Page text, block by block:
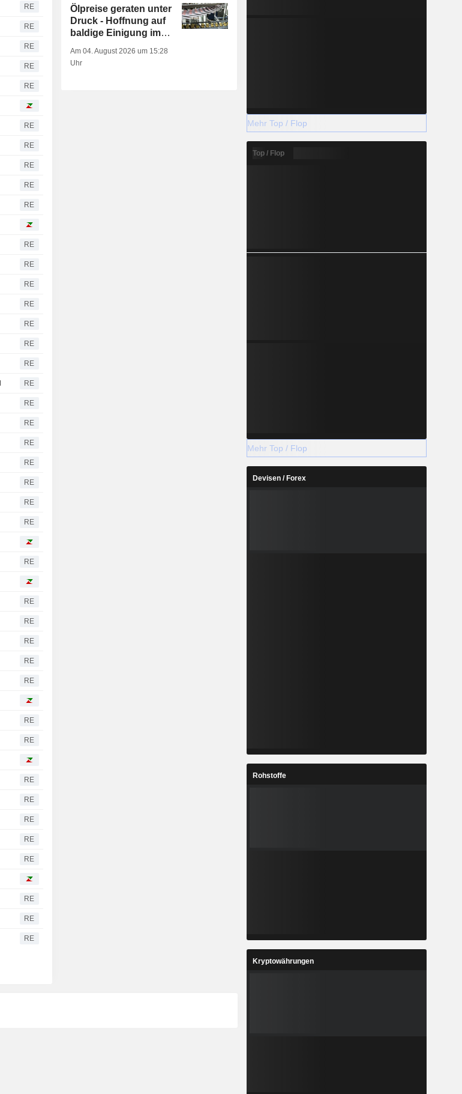
RE
RE
RE
RE
RE
RE
RE
RE
RE
RE
RE
RE
RE
RE
RE
RE
RE
RE
RE
RE
RE
RE
RE
RE
RE
RE
RE
RE
RE
RE
RE
RE
RE
RE
RE
RE
RE
RE
RE
RE
RE
Ölpreise geraten unter
Druck - Hoffnung auf
baldige Einigung im
Am 04. August 2026 um 15:28
Uhr
Mehr Top / Flop
Top / Flop
Mehr Top / Flop
Devisen / Forex
Rohstoffe
Kryptowährungen